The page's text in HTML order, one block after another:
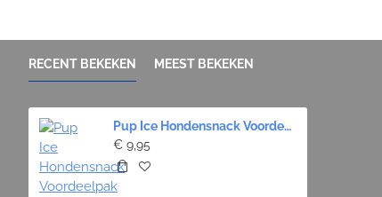
RECENT BEKEKEN MEEST BEKEKEN
Pup Ice Hondensnack Voordeelpak - Raketjes 5st
€ 9,95